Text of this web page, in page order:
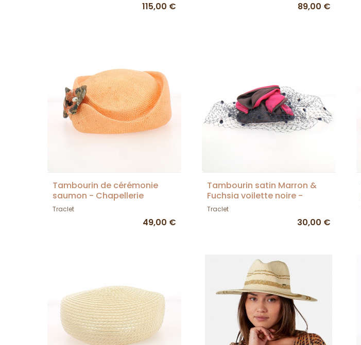
115,00 € 89,00 €
Tambourin de cérémonie
saumon - Chapellerie
TRACLET - France
Traclet
49,00 €
Tambourin satin Marron &
Fuchsia voilette noire -
Chapellerie Traclet - France
Traclet
30,00 €